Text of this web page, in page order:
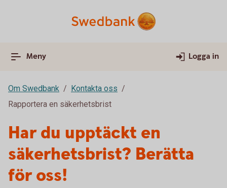
Meny Logga in
Om Swedbank
Kontakta oss
Rapportera en säkerhetsbrist
Har du upptäckt en
säkerhetsbrist? Berätta
för oss!